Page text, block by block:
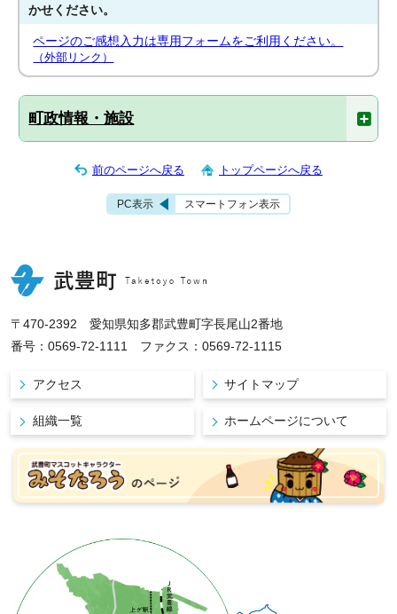
かせください。
ページのご感想入力は専用フォームをご利用ください。
（外部リンク）
町政情報・施設
前のページへ戻る トップページへ戻る
PC表示 スマートフォン表示
〒470-2392 愛知県知多郡武豊町字長尾山2番地
番号：0569-72-1111 ファクス：0569-72-1115
アクセス サイトマップ
組織一覧 ホームページについて